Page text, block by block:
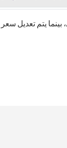
بينما يتم تعديل